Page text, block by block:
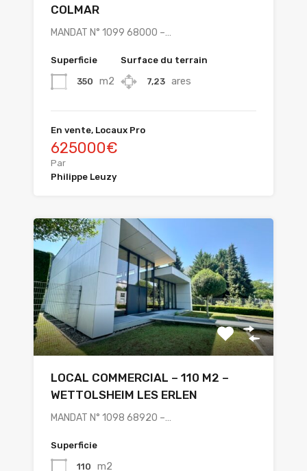
COLMAR
MANDAT N° 1099 68000 –…
Superficie
350 m2
Surface du terrain
7,23 ares
En vente, Locaux Pro
625000€
Par
Philippe Leuzy
LOCAL COMMERCIAL – 110 M2 –
WETTOLSHEIM LES ERLEN
MANDAT N° 1098 68920 –…
Superficie
110 m2